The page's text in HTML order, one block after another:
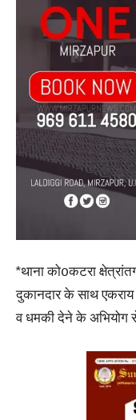
*थाना को0कटरा
दुकानदार के साथ
व धमकी देने के अभियोग